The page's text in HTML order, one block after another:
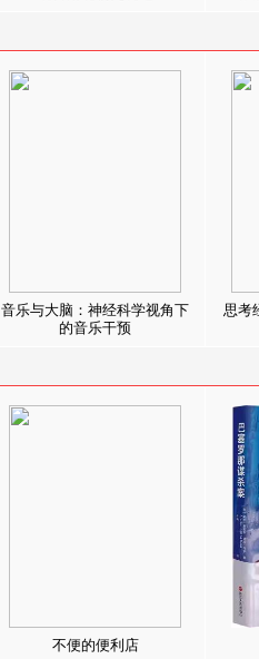
音乐与大脑：神经科学视角下
的音乐干预
思考
不便的便利店